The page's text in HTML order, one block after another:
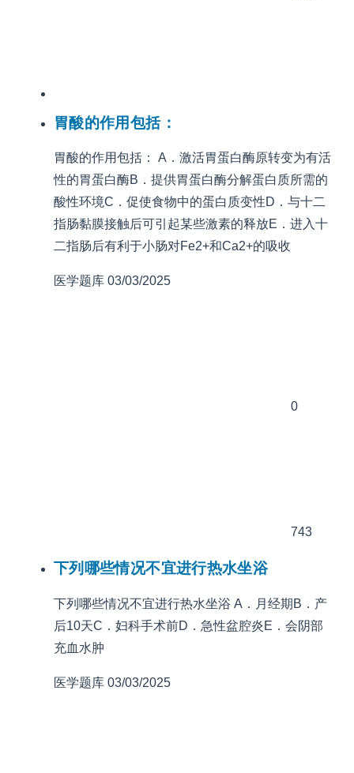
胃酸的作用包括：
胃酸的作用包括： A．激活胃蛋白酶原转变为有活
性的胃蛋白酶B．提供胃蛋白酶分解蛋白质所需的
酸性环境C．促使食物中的蛋白质变性D．与十二
指肠黏膜接触后可引起某些激素的释放E．进入十
二指肠后有利于小肠对Fe2+和Ca2+的吸收
医学题库 03/03/2025
0
743
下列哪些情况不宜进行热水坐浴
下列哪些情况不宜进行热水坐浴 A．月经期B．产
后10天C．妇科手术前D．急性盆腔炎E．会阴部
充血水肿
医学题库 03/03/2025